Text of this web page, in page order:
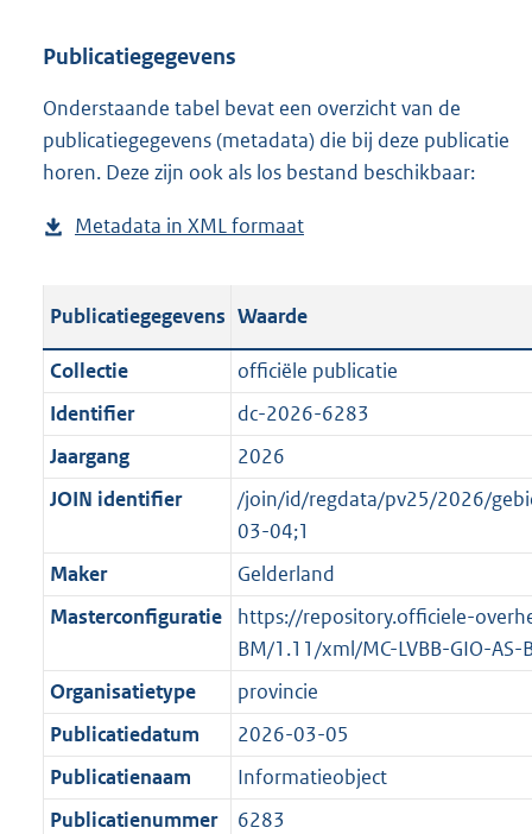
n
o
a
d
u
l
c
a
t
i
e
n
f
o
m
a
a
t
t
n
d
s
r
o
t
e
:
3
9
b
w
l
o
a
p
b
i
c
a
t
i
i
n
f
r
m
a
a
t
s
a
n
d
g
o
t
t
e
:
o
b
e
k
n
d
Publicatiegegevens
Onderstaande tabel bevat een overzicht van de
publicatiegegevens (metadata) die bij deze publicatie
horen. Deze zijn ook als los bestand beschikbaar:
Metadata in XML formaat
t
a
n
d
g
r
o
o
t
t
e
:
1
K
b
Publicatiegegevens Waarde
Collectie
officiële publicatie
Identifier
dc-2026-6283
Jaargang
2026
JOIN identifier
/join/id/regdata/pv25/2026/
03-04;1
Maker
Gelderland
Masterconfiguratie
https://repository.officiele-
BM/1.11/xml/MC-LVBB-GIO-AS-
Organisatietype
provincie
Publicatiedatum
2026-03-05
Publicatienaam
Informatieobject
Publicatienummer
6283